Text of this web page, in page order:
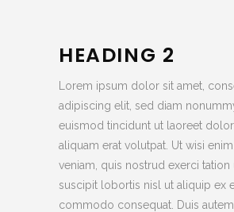
HEADING 2
Lorem ipsum dolor sit amet,
adipiscing elit, sed diam
euismod tincidunt ut laoreet
aliquam erat volutpat. Ut wisi
veniam, quis nostrud exerci
suscipit lobortis nisl ut aliquip ex
commodo consequat. Duis